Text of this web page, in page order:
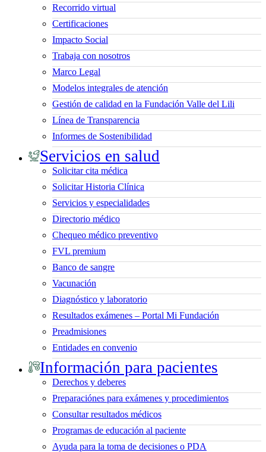
Recorrido virtual
Certificaciones
Impacto Social
Trabaja con nosotros
Marco Legal
Modelos integrales de atención
Gestión de calidad en la Fundación Valle del Lili
Línea de Transparencia
Informes de Sostenibilidad
Servicios en salud
Solicitar cita médica
Solicitar Historia Clínica
Servicios y especialidades
Directorio médico
Chequeo médico preventivo
FVL premium
Banco de sangre
Vacunación
Diagnóstico y laboratorio
Resultados exámenes – Portal Mi Fundación
Preadmisiones
Entidades en convenio
Información para pacientes
Derechos y deberes
Preparaciónes para exámenes y procedimientos
Consultar resultados médicos
Programas de educación al paciente
Ayuda para la toma de decisiones o PDA